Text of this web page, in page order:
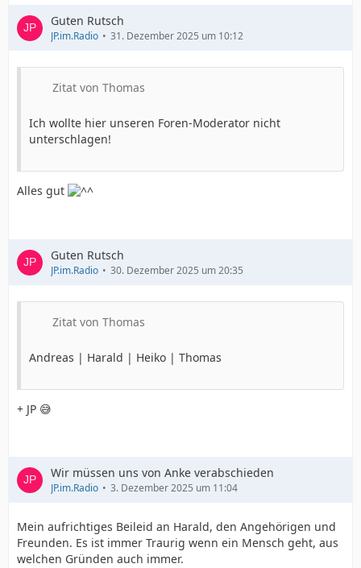
Guten Rutsch
JP.im.Radio 31. Dezember 2025 um 10:12
Zitat von Thomas
Ich wollte hier unseren Foren-Moderator nicht
unterschlagen!
Alles gut
Guten Rutsch
JP.im.Radio 30. Dezember 2025 um 20:35
Zitat von Thomas
Andreas | Harald | Heiko | Thomas
+ JP 😅
Wir müssen uns von Anke verabschieden
JP.im.Radio 3. Dezember 2025 um 11:04
Mein aufrichtiges Beileid an Harald, den Angehörigen und
Freunden. Es ist immer Traurig wenn ein Mensch geht, aus
welchen Gründen auch immer.